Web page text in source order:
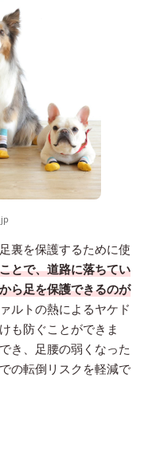
裏を保護するために使
とで、道路に落ちてい
ら足を保護できるのが
ルトの熱によるヤケド
も防ぐことができま
き、足腰の弱くなった
の転倒リスクを軽減で